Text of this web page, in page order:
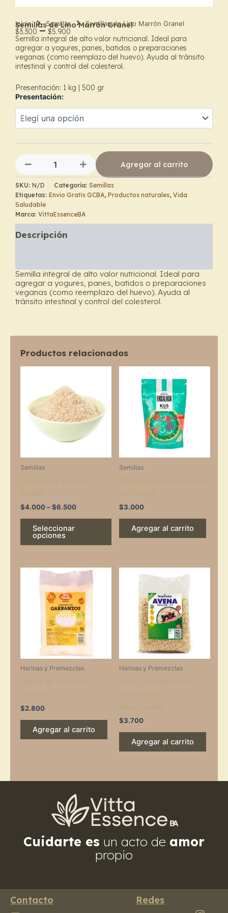
Inicio Semillas Semillas de Lino Marrón Granel
Semillas de Lino Marrón Granel
$3.300 – $5.900
Price
range:
$3.300
$5.900
Semilla integral de alto valor nutricional. Ideal para
agregar a yogures, panes, batidos o preparaciones
veganas (como reemplazo del huevo). Ayuda al tránsito
intestinal y control del colesterol.
Presentación: 1 kg | 500 gr
Presentación:
Semillas
de
Lino
cantidad
Agregar al carrito
SKU: N/D Categoría: Semillas
Etiquetas: Envio Gratis GCBA, Productos naturales, Vida
Saludable
Marca: VittaEssenceBA
Descripción
Semilla integral de alto valor nutricional. Ideal para
agregar a yogures, panes, batidos o preparaciones
veganas (como reemplazo del huevo). Ayuda al
tránsito intestinal y control del colesterol.
Productos relacionados
Semillas
$4.000–$6.500
through
$6.500
Seleccionar
opciones
may
the
product
Semillas
$3.000
Agregar al carrito
Harinas y Premezclas
$2.800
Agregar al carrito
Harinas y Premezclas
$3.700
Agregar al carrito
Cuidarte es un acto de amor
propio
Contacto Redes